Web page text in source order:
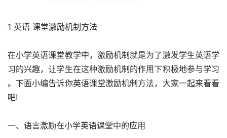
1 英语 课堂激励机制方法
在小学英语课堂教学中，激励机制就是为了激发学生英语学
习的兴趣，让学生在这种激励机制的作用下积极地参与学习
。下面小编告诉你英语课堂激励机制方法，大家一起来看看
吧!
一、语言激励在小学英语课堂中的应用